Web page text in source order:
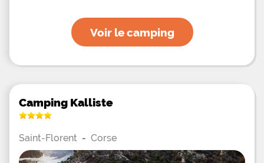
Voir le camping
Camping Kalliste
Saint-Florent - Corse